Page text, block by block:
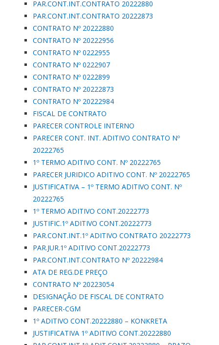
PAR.CONT.INT.CONTRATO 20222880
PAR.CONT.INT.CONTRATO 20222873
CONTRATO Nº 20222880
CONTRATO Nº 20222956
CONTRATO Nº 0222955
CONTRATO Nº 0222907
CONTRATO Nº 0222899
CONTRATO Nº 20222873
CONTRATO Nº 20222984
FISCAL DE CONTRATO
PARECER CONTROLE INTERNO
PARECER CONT. INT. ADITIVO CONTRATO Nº
20222765
1º TERMO ADITIVO CONT. Nº 20222765
PARECER JURIDICO ADITIVO CONT. Nº 20222765
JUSTIFICATIVA – 1º TERMO ADITIVO CONT. Nº
20222765
1º TERMO ADITIVO CONT.20222773
JUSTIFIC.1º ADITIVO CONT.20222773
PAR.CONT.INT.1º ADITIVO CONTRATO 20222773
PAR.JUR.1º ADITIVO CONT.20222773
PAR.CONT.INT.CONTRATO Nº 20222984
ATA DE REG.DE PREÇO
CONTRATO Nº 20223054
DESIGNAÇÃO DE FISCAL DE CONTRATO
PARECER-CGM
1º ADITIVO CONT.20222880 – KONKRETA
JUSTIFICATIVA 1º ADITIVO CONT.20222880